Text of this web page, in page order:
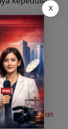
KPNPA RI
PT TIMAH
Kapal
Transparan
X